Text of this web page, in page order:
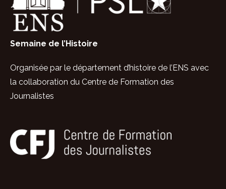
Semaine de l’Histoire
Organisée par le département d’histoire de l’ENS avec
la collaboration du Centre de Formation des
Journalistes